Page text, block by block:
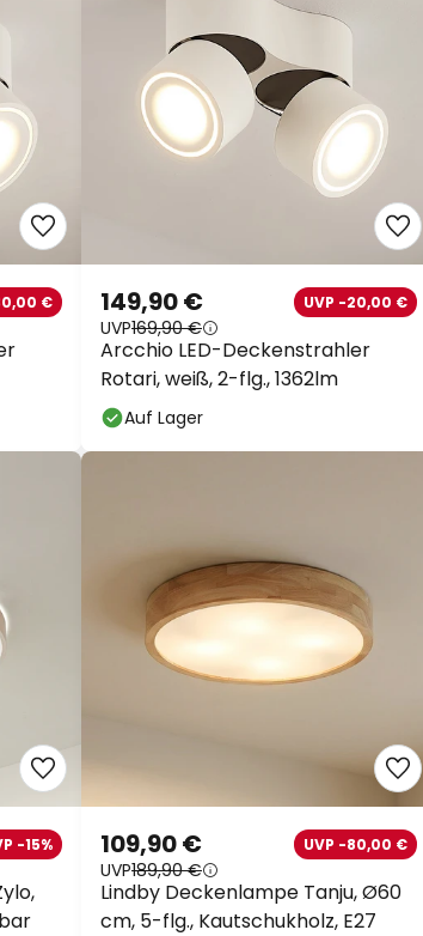
€
Arcchio LED-Deckenstrahler
Rotari, weiß, 2-flg., 1362lm
149,90 € UVP -20,00 €
UVP169,90 €
Auf Lager
-15%
Lindby Deckenlampe Tanju, Ø60
cm, 5-flg., Kautschukholz, E27
109,90 € UVP -80,00 €
UVP189,90 €